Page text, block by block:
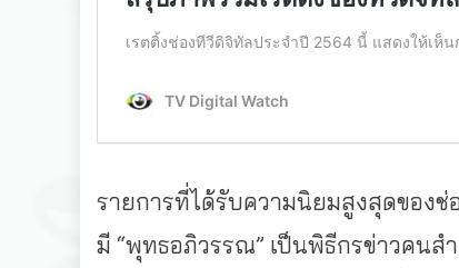
รายการที่ได้รับความนิยมสูงสุดของช่
มี “พุทธอภิวรรณ” เป็นพิธีกรข่าวคนส